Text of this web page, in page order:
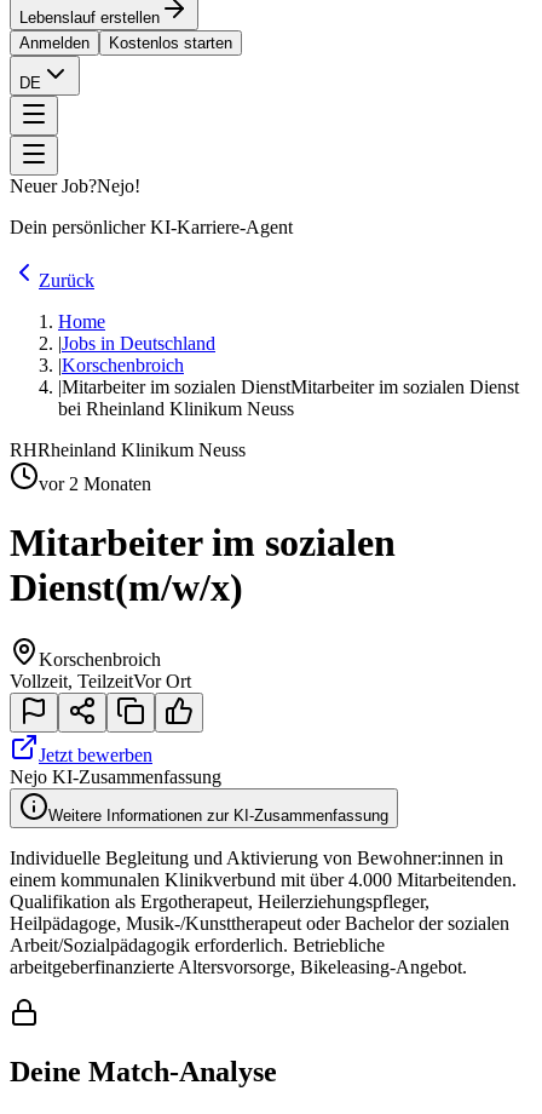
Lebenslauf erstellen
Anmelden
Kostenlos starten
DE
Neuer Job?Nejo!
Dein persönlicher KI-Karriere-Agent
Zurück
Home
|Jobs in Deutschland
|Korschenbroich
|Mitarbeiter im sozialen DienstMitarbeiter im sozialen Dienst
bei Rheinland Klinikum Neuss
RHRheinland Klinikum Neuss
vor 2 Monaten
Mitarbeiter im sozialen
Dienst(m/w/x)
Korschenbroich
Vollzeit, TeilzeitVor Ort
Jetzt bewerben
Nejo KI-Zusammenfassung
Weitere Informationen zur KI-Zusammenfassung
Individuelle Begleitung und Aktivierung von Bewohner:innen in
einem kommunalen Klinikverbund mit über 4.000 Mitarbeitenden.
Qualifikation als Ergotherapeut, Heilerziehungspfleger,
Heilpädagoge, Musik-/Kunsttherapeut oder Bachelor der sozialen
Arbeit/Sozialpädagogik erforderlich. Betriebliche
arbeitgeberfinanzierte Altersvorsorge, Bikeleasing-Angebot.
Deine Match-Analyse